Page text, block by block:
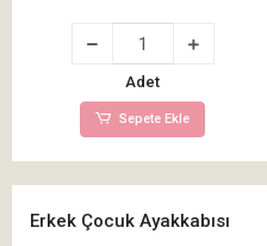
Adet
Sepete Ekle
Erkek Çocuk Ayakkabısı